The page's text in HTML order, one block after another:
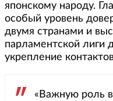
японскому народу.
особый уровень
двумя странами и
парламентской лиги
укрепление
«Важную роль